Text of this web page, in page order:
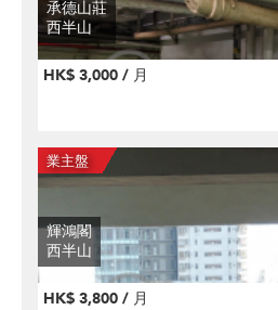
承德山莊
西半山
HK$ 3,000 / 月
輝鴻閣
西半山
HK$ 3,800 / 月